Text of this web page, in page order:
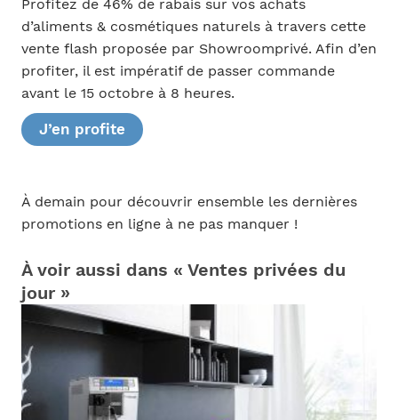
Profitez de 46% de rabais sur vos achats
d’aliments & cosmétiques naturels à travers cette
vente flash proposée par Showroomprivé. Afin d’en
profiter, il est impératif de passer commande
avant le 15 octobre à 8 heures.
J’en profite
À demain pour découvrir ensemble les dernières
promotions en ligne à ne pas manquer !
À voir aussi dans « Ventes privées du
jour »